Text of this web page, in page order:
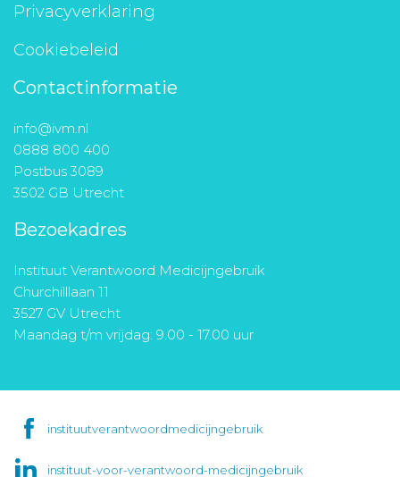
Privacyverklaring
Cookiebeleid
Contactinformatie
info@ivm.nl
0888 800 400
Postbus 3089
3502 GB Utrecht
Bezoekadres
Instituut Verantwoord Medicijngebruik
Churchilllaan 11
3527 GV Utrecht
Maandag t/m vrijdag: 9.00 - 17.00 uur
instituutverantwoordmedicijngebruik
instituut-voor-verantwoord-medicijngebruik